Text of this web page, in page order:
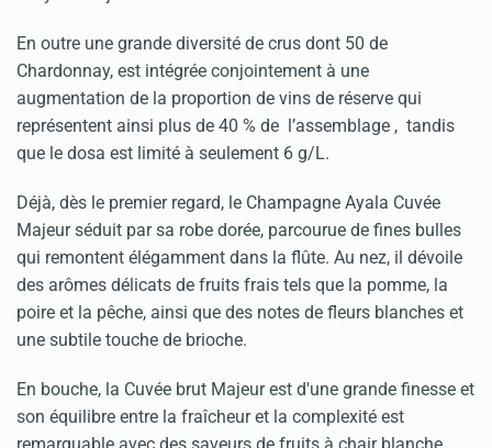
En outre une grande diversité de crus dont 50 de
Chardonnay, est intégrée conjointement à une
augmentation de la proportion de vins de réserve qui
représentent ainsi plus de 40 % de l’assemblage , tandis
que le dosa est limité à seulement 6 g/L.
Déjà, dès le premier regard, le Champagne Ayala Cuvée
Majeur séduit par sa robe dorée, parcourue de fines bulles
qui remontent élégamment dans la flûte. Au nez, il dévoile
des arômes délicats de fruits frais tels que la pomme, la
poire et la pêche, ainsi que des notes de fleurs blanches et
une subtile touche de brioche.
En bouche, la Cuvée brut Majeur est d'une grande finesse et
son équilibre entre la fraîcheur et la complexité est